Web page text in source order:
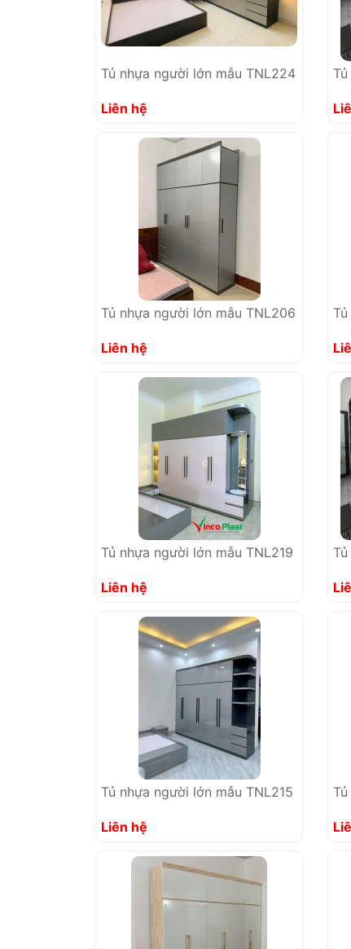
Tủ nhựa người lớn mẫu TNL224
Liên hệ
Tủ nhựa người lớn mẫu TNL206
Liên hệ
Tủ nhựa người lớn mẫu TNL219
Liên hệ
Tủ nhựa người lớn mẫu TNL215
Liên hệ